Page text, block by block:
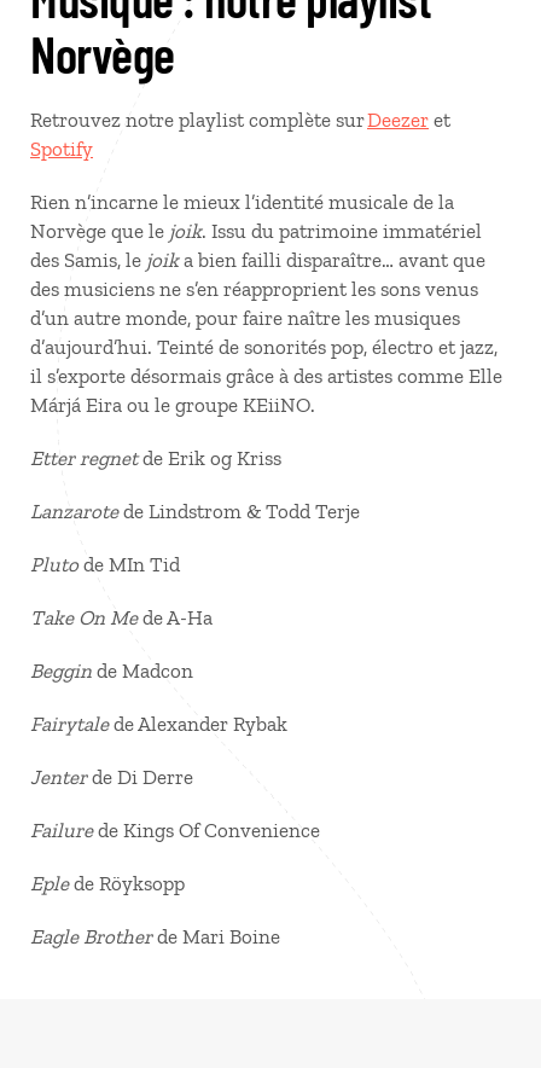
Norvège
Retrouvez notre playlist complète surDeezer et
Spotify
Rien n’incarne le mieux l’identité musicale de la
Norvège que le joik. Issu du patrimoine immatériel
des Samis, le joika bien failli disparaître… avant que
des musiciens ne s’en réapproprient les sons venus
d’un autre monde, pour faire naître les musiques
d’aujourd’hui. Teinté de sonorités pop, électro et jazz,
il s’exporte désormais grâce à des artistes comme Elle
Márjá Eira ou le groupe KEiiNO.
Etter regnetde Erik og Kriss
Lanzarotede Lindstrom & Todd Terje
Plutode MIn Tid
Take On Mede A-Ha
Beggin de Madcon
Fairytalede Alexander Rybak
Jenterde Di Derre
Failurede Kings Of Convenience
Eplede Röyksopp
Eagle Brotherde Mari Boine